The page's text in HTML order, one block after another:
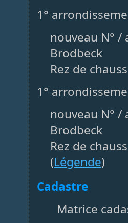
1°
nouveau N° /
Brodbeck
Rez de
1°
nouveau N° /
Brodbeck
Rez de
(Légende)
Cadastre
Matrice